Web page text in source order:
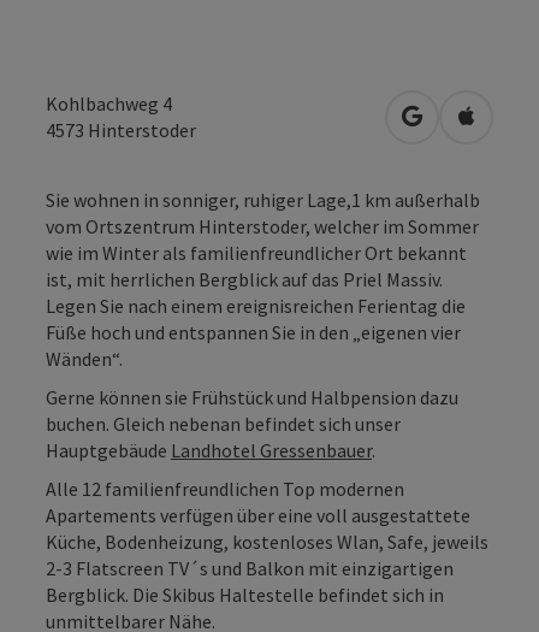
Kohlbachweg 4
4573 Hinterstoder in Google
in
Sie wohnen in sonniger, ruhiger Lage,1 km außerhalb
vom Ortszentrum Hinterstoder, welcher im Sommer
wie im Winter als familienfreundlicher Ort bekannt
ist, mit herrlichen Bergblick auf das Priel Massiv.
Legen Sie nach einem ereignisreichen Ferientag die
Füße hoch und entspannen Sie in den „eigenen vier
Wänden“.
Gerne können sie Frühstück und Halbpension dazu
buchen. Gleich nebenan befindet sich unser
Hauptgebäude Landhotel Gressenbauer.
Alle 12 familienfreundlichen Top modernen
Apartements verfügen über eine voll ausgestattete
Küche, Bodenheizung, kostenloses Wlan, Safe, jeweils
2-3 Flatscreen TV´s und Balkon mit einzigartigen
Bergblick. Die Skibus Haltestelle befindet sich in
unmittelbarer Nähe.